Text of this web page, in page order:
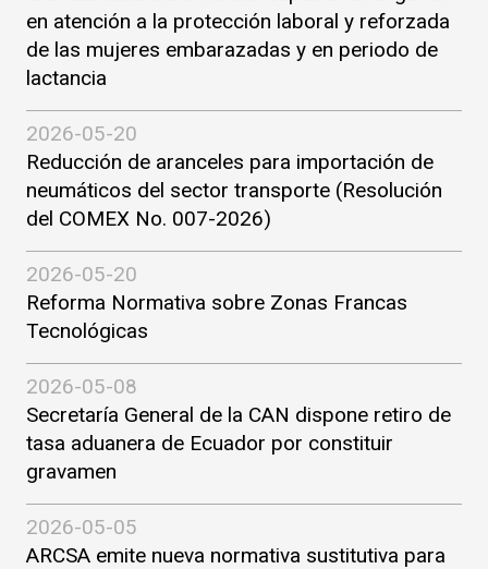
en atención a la protección laboral y reforzada
de las mujeres embarazadas y en periodo de
lactancia
2026-05-20
Reducción de aranceles para importación de
neumáticos del sector transporte (Resolución
del COMEX No. 007-2026)
2026-05-20
Reforma Normativa sobre Zonas Francas
Tecnológicas
2026-05-08
Secretaría General de la CAN dispone retiro de
tasa aduanera de Ecuador por constituir
gravamen
2026-05-05
ARCSA emite nueva normativa sustitutiva para